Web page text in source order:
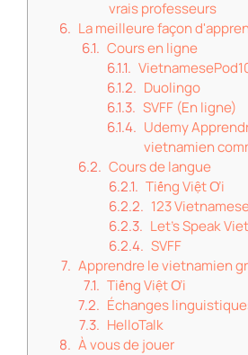
vrais professeurs
La meilleure façon
Cours en ligne
Duolingo
SVFF (En ligne)
Udemy
vietnamien
Cours de langue
Tiếng Việt Ơi
123
Let’s Speak
SVFF
Apprendre le vietnamien
Tiếng Việt Ơi
Échanges
HelloTalk
À vous de jouer